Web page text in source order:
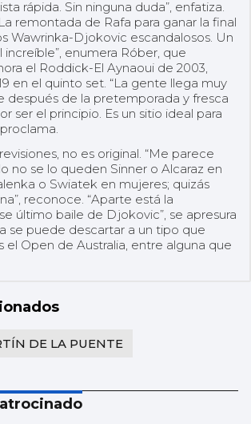
rápida. Sin ninguna duda”, enfatiza.
remontada de Rafa para ganar la final
Wawrinka-Djokovic escandalosos. Un
enumera Róber, que
el Roddick-El Aynaoui de 2003,
en el quinto set. “La gente llega muy
después de la pretemporada y fresca
ser el principio. Es un sitio ideal para
no es original. “Me parece
no se lo queden Sinner o Alcaraz en
o Swiatek en mujeres; quizás
reconoce. “Aparte está la
último baile de Djokovic”, se apresura
se puede descartar a un tipo que
el Open de Australia, entre alguna que
DE LA PUENTE